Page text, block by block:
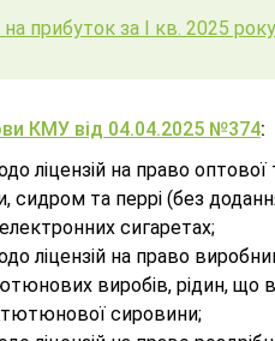
прибуток за І кв. 2025
КМУ від 04.04.2025 №374:
ліцензій на право
сидром та перрі (без
сигаретах;
ліцензій на право
виробів, рідин,
сировини;